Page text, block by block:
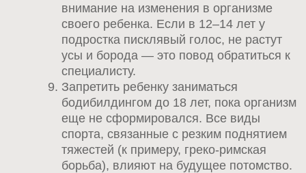
внимание на изменения в организме
своего ребенка. Если в 12–14 лет у
подростка писклявый голос, не растут
усы и борода — это повод обратиться к
специалисту.
Запретить ребенку заниматься
бодибилдингом до 18 лет, пока организм
еще не сформировался. Все виды
спорта, связанные с резким поднятием
тяжестей (к примеру, греко-римская
борьба), влияют на будущее потомство.